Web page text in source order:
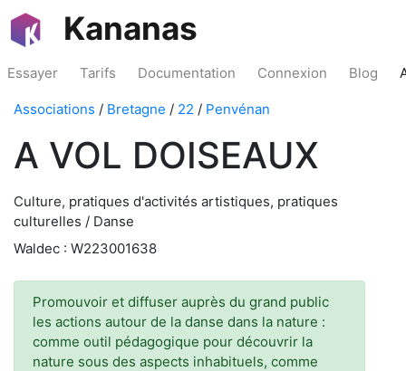
Kananas
Essayer Tarifs Documentation Connexion Blog
Associations / Bretagne / 22 / Penvénan
A VOL DOISEAUX
Culture, pratiques d'activités artistiques, pratiques
culturelles / Danse
Waldec : W223001638
Promouvoir et diffuser auprès du grand public
les actions autour de la danse dans la nature :
comme outil pédagogique pour découvrir la
nature sous des aspects inhabituels, comme